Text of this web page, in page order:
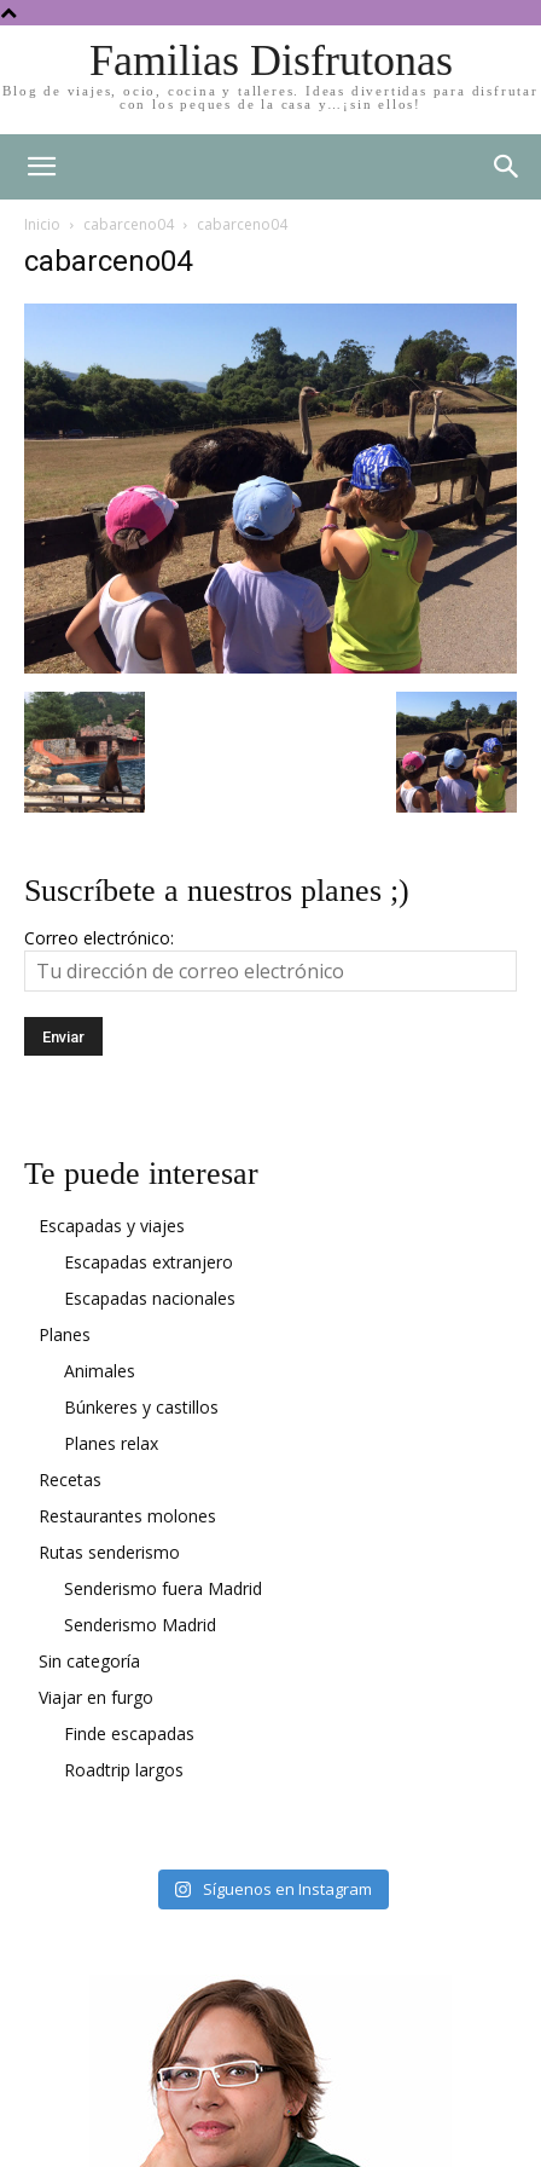
Familias Disfrutonas
Blog de viajes, ocio, cocina y talleres. Ideas divertidas para disfrutar
con los peques de la casa y…¡sin ellos!
Inicio cabarceno04 cabarceno04
cabarceno04
Suscríbete a nuestros planes ;)
Correo electrónico:
Te puede interesar
Escapadas y viajes
Escapadas extranjero
Escapadas nacionales
Planes
Animales
Búnkeres y castillos
Planes relax
Recetas
Restaurantes molones
Rutas senderismo
Senderismo fuera Madrid
Senderismo Madrid
Sin categoría
Viajar en furgo
Finde escapadas
Roadtrip largos
Síguenos en Instagram